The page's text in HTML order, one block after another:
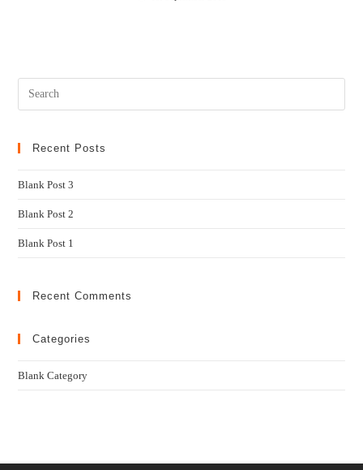
Recent Posts
Blank Post 3
Blank Post 2
Blank Post 1
Recent Comments
Categories
Blank Category